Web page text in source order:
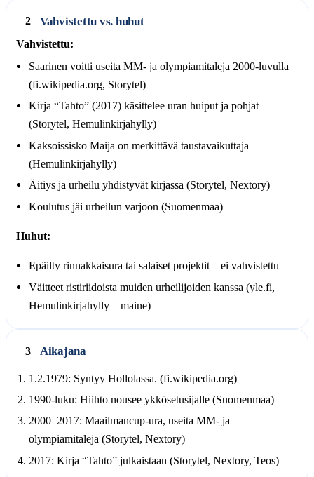
2
Vahvistettu vs. huhut
Vahvistettu:
Saarinen voitti useita MM- ja olympiamitaleja 2000-luvulla
(fi.wikipedia.org, Storytel)
Kirja “Tahto” (2017) käsittelee uran huiput ja pohjat
(Storytel, Hemulinkirjahylly)
Kaksoissisko Maija on merkittävä taustavaikuttaja
(Hemulinkirjahylly)
Äitiys ja urheilu yhdistyvät kirjassa (Storytel, Nextory)
Koulutus jäi urheilun varjoon (Suomenmaa)
Huhut:
Epäilty rinnakkaisura tai salaiset projektit – ei vahvistettu
Väitteet ristiriidoista muiden urheilijoiden kanssa (yle.fi,
Hemulinkirjahylly – maine)
3 Aikajana
1.2.1979: Syntyy Hollolassa. (fi.wikipedia.org)
1990-luku: Hiihto nousee ykkösetusijalle (Suomenmaa)
2000–2017: Maailmancup-ura, useita MM- ja
olympiamitaleja (Storytel, Nextory)
2017: Kirja “Tahto” julkaistaan (Storytel, Nextory, Teos)